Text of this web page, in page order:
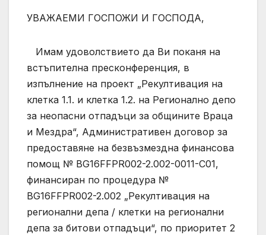
УВАЖАЕМИ ГОСПОЖИ И ГОСПОДА,
Имам удоволствието да Ви поканя на
встъпителна пресконференция, в
изпълнение на проект „Рекултивация на
клетка 1.1. и клетка 1.2. на Регионално депо
за неопасни отпадъци за общините Враца
и Мездра“, Административен договор за
предоставяне на безвъзмездна финансова
помощ № BG16FFPR002-2.002-0011-C01,
финансиран по процедура №
BG16FFPR002-2.002 „Рекултивация на
регионални депа / клетки на регионални
депа за битови отпадъци“, по приоритет 2